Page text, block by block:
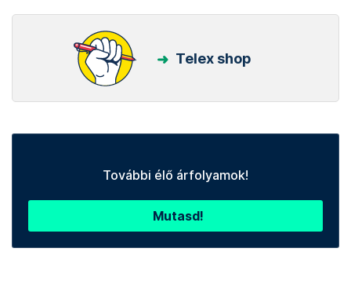
Telex shop
További élő árfolyamok!
Mutasd!